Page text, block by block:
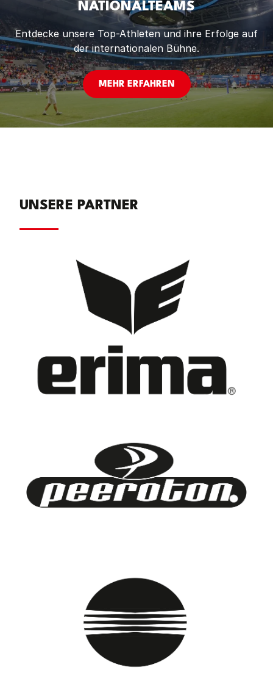
NATIONALTEAMS
Entdecke unsere Top-Athleten und ihre Erfolge auf
der internationalen Bühne.
MEHR ERFAHREN
UNSERE PARTNER